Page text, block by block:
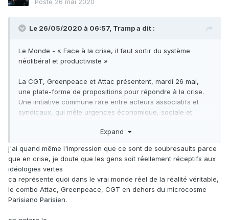
Posté 26 mai 2020
Le 26/05/2020 à 06:57, Trampa dit :
Le Monde - « Face à la crise, il faut sortir du système
néolibéral et productiviste »
La CGT, Greenpeace et Attac présentent, mardi 26 mai,
une plate-forme de propositions pour répondre à la crise.
Une initiative commune rare entre acteurs associatifs et
syndicaux, qui mêle urgences économique, sociale et
https://www.lemonde.fr/politique/article/2020/05/26/face-
productiviste_6040737_823448.html
Quelqu’un a accès aux fulgurances de cette fine équipe ?
Expand
j'ai quand même l'impression que ce sont de soubresaults parce
que en crise, je doute que les gens soit réellement réceptifs aux
idéologies vertes
ca représente quoi dans le vrai monde réel de la réalité véritable,
le combo Attac, Greenpeace, CGT en dehors du microcosme
Parisiano Parisien.